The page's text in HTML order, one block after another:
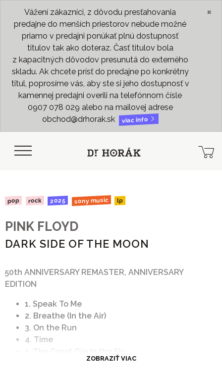
Vážení zákazníci, z dôvodu presťahovania
predajne do menších priestorov nebude možné
priamo v predajni ponúkať plnú dostupnosť
titulov tak ako doteraz. Časť titulov bola
z kapacitných dôvodov presunutá do externého
skladu. Ak chcete prísť do predajne po konkrétny
titul, poprosíme vás, aby ste si jeho dostupnosť v
kamennej predajni overili na telefónnom čísle
0907 078 029 alebo na mailovej adrese
obchod@drhorak.sk
viac info
×
pop rock 2025 sony music lp
PINK FLOYD
DARK SIDE OF THE MOON
50th ANNIVERSARY REMASTER, ANNIVERSARY
EDITION
1. Speak To Me
2. Breathe (In the Air)
3. On the Run
4. Time
ZOBRAZIŤ VIAC